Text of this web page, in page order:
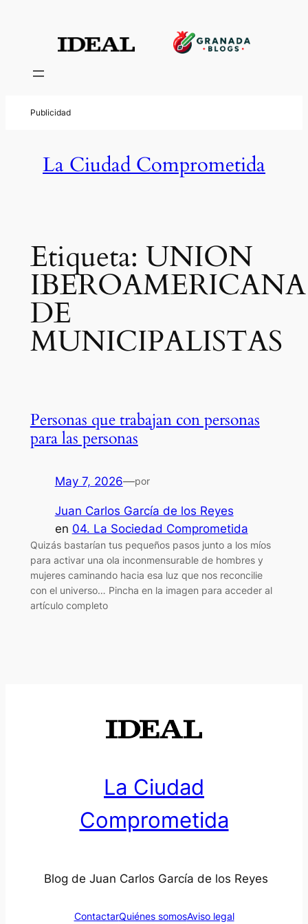
contenido
La Ciudad Comprometida
Etiqueta: UNION
IBEROAMERICANA
DE
MUNICIPALISTAS
Personas que trabajan con personas
para las personas
May 7, 2026—por
Juan Carlos García de los Reyes
en 04. La Sociedad Comprometida
Quizás bastarían tus pequeños pasos junto a los míos
para activar una ola inconmensurable de hombres y
mujeres caminando hacia esa luz que nos reconcilie
con el universo… Pincha en la imagen para acceder al
artículo completo
La Ciudad
Comprometida
Blog de Juan Carlos García de los Reyes
ContactarQuiénes somosAviso legal